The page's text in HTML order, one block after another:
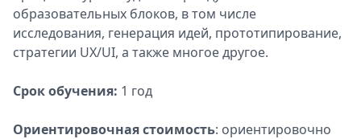
образовательных блоков, в том числе
исследования, генерация идей, прототипирование,
стратегии UX/UI, а также многое другое.
Срок обучения: 1 год
Ориентировочная стоимость: ориентировочно